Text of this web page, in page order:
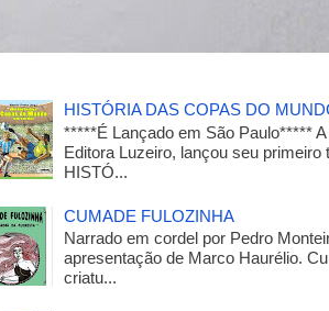
HISTÓRIA DAS COPAS DO
*****É Lançado em São Paulo*****
Editora Luzeiro, lançou seu primeiro
HISTÓ...
CUMADE FULOZINHA
Narrado em cordel por Pedro
apresentação de Marco Haurélio.
criatu...